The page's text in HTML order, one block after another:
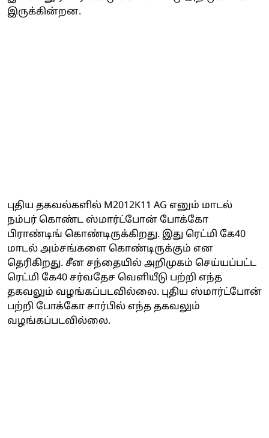
இருக்கின்றன.
புதிய தகவல்களில் M2012K11 AG எனும் மாடல்
நம்பர் கொண்ட ஸ்மார்ட்போன் போக்கோ
பிராண்டிங் கொண்டிருக்கிறது. இது ரெட்மி கே40
மாடல் அம்சங்களை கொண்டிருக்கும் என
தெரிகிறது. சீன சந்தையில் அறிமுகம் செய்யப்பட்ட
ரெட்மி கே40 சர்வதேச வெளியீடு பற்றி எந்த
தகவலும் வழங்கப்படவில்லை. புதிய ஸ்மார்ட்போன்
பற்றி போக்கோ சார்பில் எந்த தகவலும்
வழங்கப்படவில்லை.